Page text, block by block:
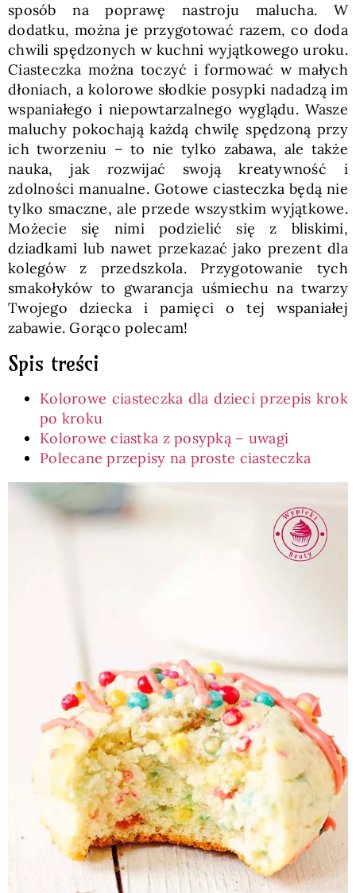
sposób na poprawę nastroju malucha. W
dodatku, można je przygotować razem, co doda
chwili spędzonych w kuchni wyjątkowego uroku.
Ciasteczka można toczyć i formować w małych
dłoniach, a kolorowe słodkie posypki nadadzą im
wspaniałego i niepowtarzalnego wyglądu. Wasze
maluchy pokochają każdą chwilę spędzoną przy
ich tworzeniu – to nie tylko zabawa, ale także
nauka, jak rozwijać swoją kreatywność i
zdolności manualne. Gotowe ciasteczka będą nie
tylko smaczne, ale przede wszystkim wyjątkowe.
Możecie się nimi podzielić się z bliskimi,
dziadkami lub nawet przekazać jako prezent dla
kolegów z przedszkola. Przygotowanie tych
smakołyków to gwarancja uśmiechu na twarzy
Twojego dziecka i pamięci o tej wspaniałej
zabawie. Gorąco polecam!
Spis treści
Kolorowe ciasteczka dla dzieci przepis krok
po kroku
Kolorowe ciastka z posypką – uwagi
Polecane przepisy na proste ciasteczka